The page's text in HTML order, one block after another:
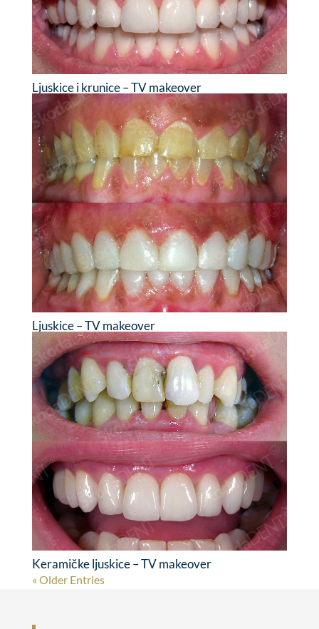
Ljuskice i krunice – TV makeover
Ljuskice – TV makeover
Keramičke ljuskice – TV makeover
« Older Entries